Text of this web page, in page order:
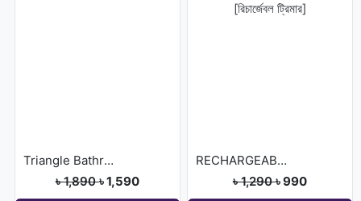
Triangle Bathroom Corner
৳ 1,890৳ 1,590
RECHARGEABLE TRIMER [রিচার্জেবল ট্রিমার]
৳ 1,290৳ 990